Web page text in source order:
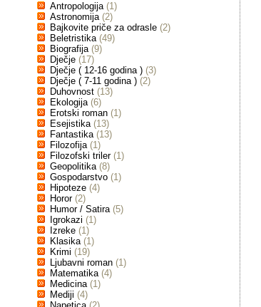
Antropologija (1)
Astronomija (2)
Bajkovite priče za odrasle (2)
Beletristika (49)
Biografija (9)
Dječje (17)
Dječje ( 12-16 godina ) (3)
Dječje ( 7-11 godina ) (2)
Duhovnost (13)
Ekologija (6)
Erotski roman (1)
Esejistika (13)
Fantastika (13)
Filozofija (1)
Filozofski triler (1)
Geopolitika (8)
Gospodarstvo (1)
Hipoteze (4)
Horor (2)
Humor / Satira (5)
Igrokazi (1)
Izreke (1)
Klasika (1)
Krimi (19)
Ljubavni roman (1)
Matematika (4)
Medicina (1)
Mediji (4)